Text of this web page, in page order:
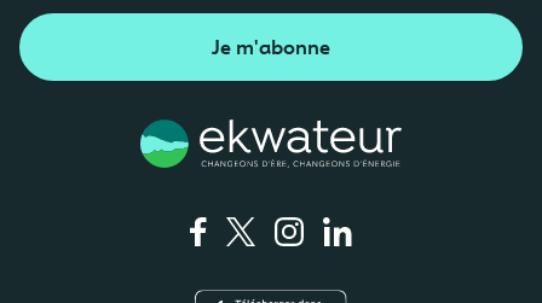
Je m'abonne